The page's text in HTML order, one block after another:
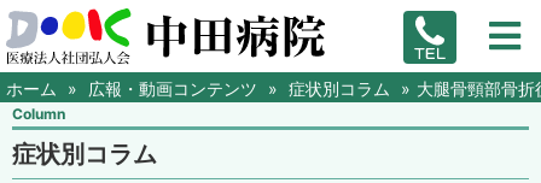
ホーム 広報・動画コンテンツ 症状別コラム 大腿骨頸部骨
Column
症状別コラム